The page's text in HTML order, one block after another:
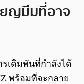
ยญมีมที่อาจ
เดิมพันที่กำลังได้
พร้อมที่จะกลาย